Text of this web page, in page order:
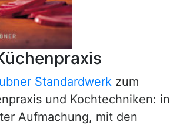
Standardwerk zum
und Kochtechniken: in
Aufmachung, mit den